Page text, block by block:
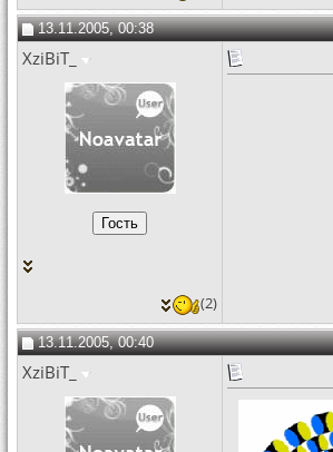
13.11.2005, 00:38
XziBiT_
(2)
13.11.2005, 00:40
XziBiT_